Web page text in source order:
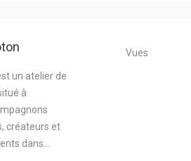
un atelier de
à
créateurs et
dans…
Vues